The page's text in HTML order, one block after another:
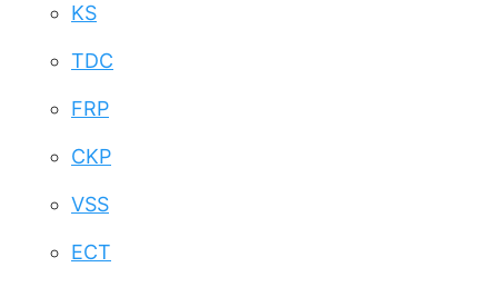
KS
TDC
FRP
CKP
VSS
ECT